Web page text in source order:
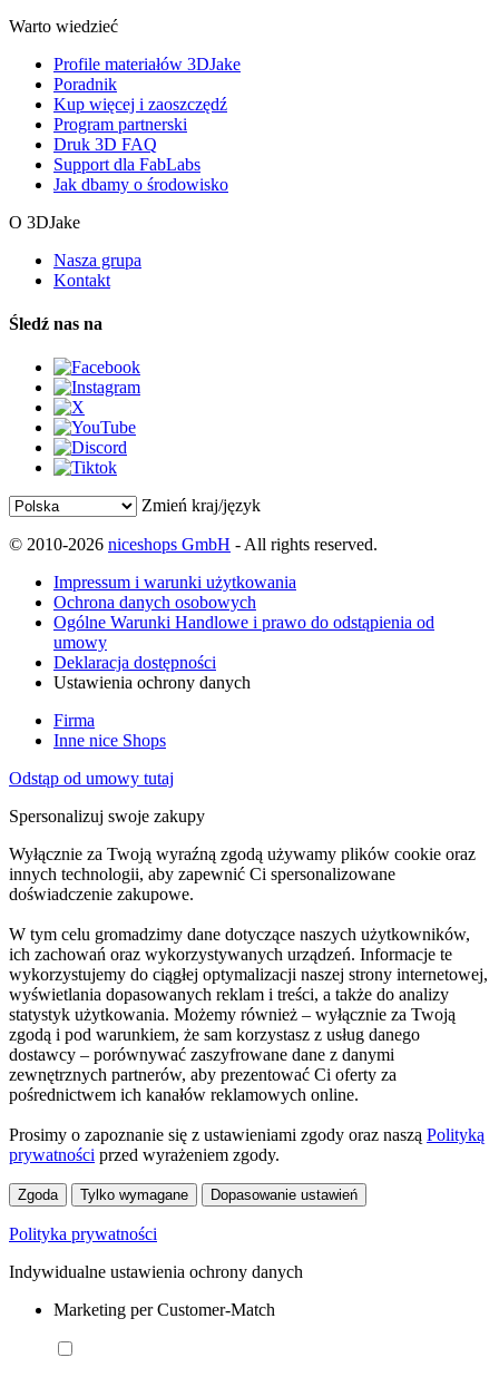
Warto wiedzieć
Profile materiałów 3DJake
Poradnik
Kup więcej i zaoszczędź
Program partnerski
Druk 3D FAQ
Support dla FabLabs
Jak dbamy o środowisko
O 3DJake
Nasza grupa
Kontakt
Śledź nas na
Zmień kraj/język
© 2010-2026 niceshops GmbH - All rights reserved.
Impressum i warunki użytkowania
Ochrona danych osobowych
Ogólne Warunki Handlowe i prawo do odstąpienia od
umowy
Deklaracja dostępności
Ustawienia ochrony danych
Firma
Inne nice Shops
Odstąp od umowy tutaj
Spersonalizuj swoje zakupy
Wyłącznie za Twoją wyraźną zgodą używamy plików cookie oraz
innych technologii, aby zapewnić Ci spersonalizowane
doświadczenie zakupowe.
W tym celu gromadzimy dane dotyczące naszych użytkowników,
ich zachowań oraz wykorzystywanych urządzeń. Informacje te
wykorzystujemy do ciągłej optymalizacji naszej strony internetowej,
wyświetlania dopasowanych reklam i treści, a także do analizy
statystyk użytkowania. Możemy również – wyłącznie za Twoją
zgodą i pod warunkiem, że sam korzystasz z usług danego
dostawcy – porównywać zaszyfrowane dane z danymi
zewnętrznych partnerów, aby prezentować Ci oferty za
pośrednictwem ich kanałów reklamowych online.
Prosimy o zapoznanie się z ustawieniami zgody oraz naszą Polityką
prywatności przed wyrażeniem zgody.
Zgoda Tylko wymagane Dopasowanie ustawień
Polityka prywatności
Indywidualne ustawienia ochrony danych
Marketing per Customer-Match